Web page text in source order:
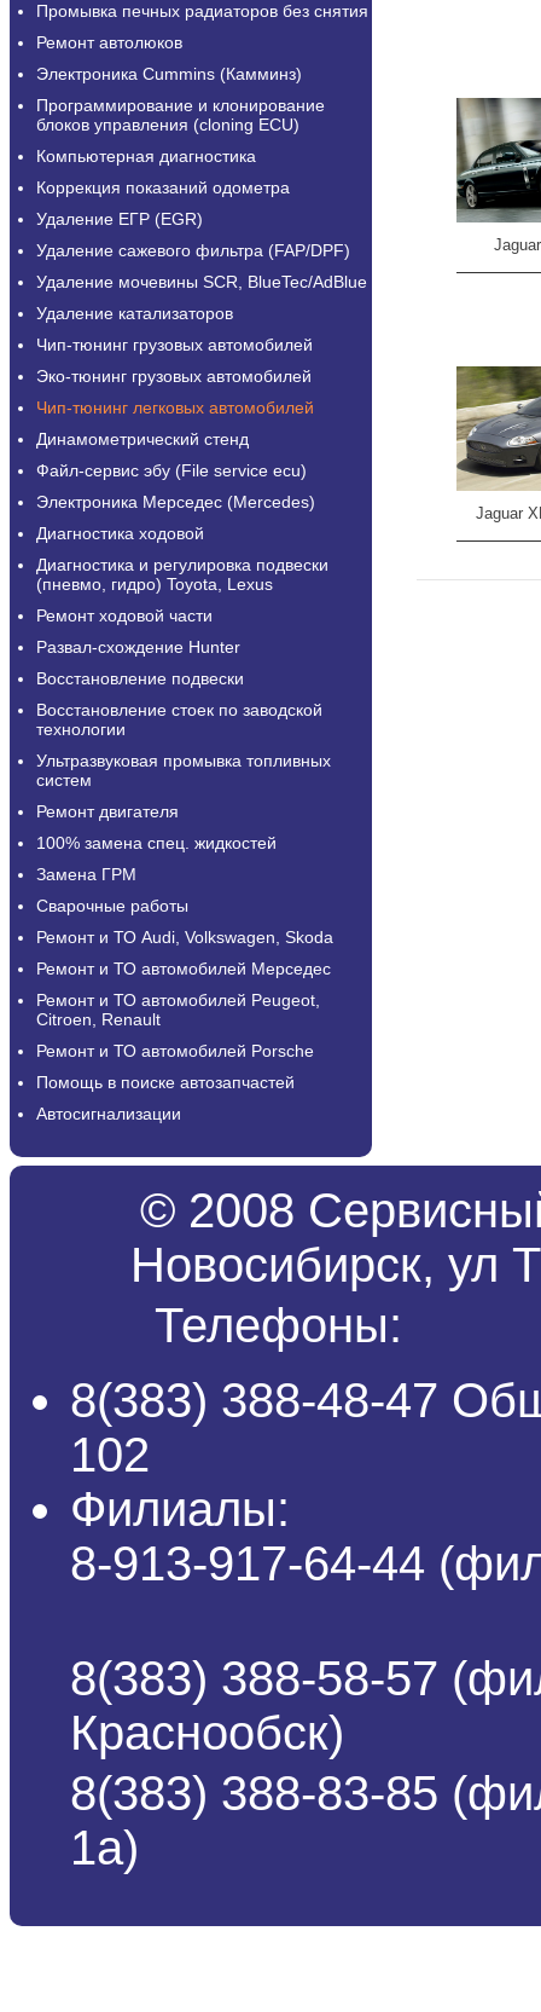
Промывка печных радиаторов без снятия
Ремонт автолюков
Электроника Cummins (Камминз)
Программирование и клонирование
блоков управления (cloning ECU)
Компьютерная диагностика
Коррекция показаний одометра
Удаление ЕГР (EGR)
Удаление сажевого фильтра (FAP/DPF)
Удаление мочевины SCR, BlueTec/AdBlue
Удаление катализаторов
Чип-тюнинг грузовых автомобилей
Эко-тюнинг грузовых автомобилей
Чип-тюнинг легковых автомобилей
Динамометрический стенд
Файл-сервис эбу (File service ecu)
Электроника Мерседес (Mercedes)
Диагностика ходовой
Диагностика и регулировка подвески
(пневмо, гидро) Toyota, Lexus
Ремонт ходовой части
Развал-схождение Hunter
Восстановление подвески
Восстановление стоек по заводской
технологии
Ультразвуковая промывка топливных
систем
Ремонт двигателя
100% замена спец. жидкостей
Замена ГРМ
Сварочные работы
Ремонт и ТО Audi, Volkswagen, Skoda
Ремонт и ТО автомобилей Мерседес
Ремонт и ТО автомобилей Peugeot,
Citroen, Renault
Ремонт и ТО автомобилей Porsche
Помощь в поиске автозапчастей
Автосигнализации
Jaguar
© 2008
Новосибирск, ул
Телефоны:
8(383) 388-48-47
102
Филиалы:
8-913-917-64-44
8(383) 388-58-57
Краснообск)
8(383) 388-83-85
1а)